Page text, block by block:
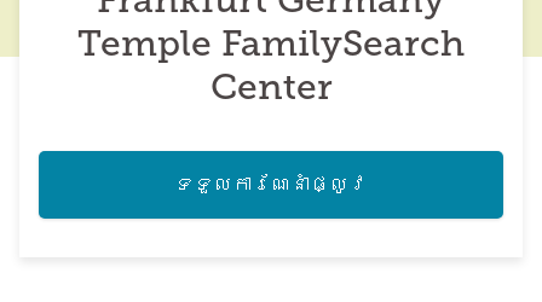
Temple FamilySearch
Center
ទទួល​ការណែនាំ​ផ្លូវ